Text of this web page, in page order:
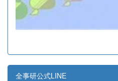
全事研公式LINE